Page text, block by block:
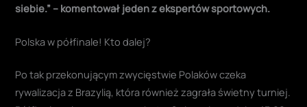
siebie.” – komentował jeden z ekspertów sportowych.
Polska w półfinale! Kto dalej?
Po tak przekonującym zwycięstwie Polaków czeka
rywalizacja z Brazylią, która również zagrała świetny turniej.